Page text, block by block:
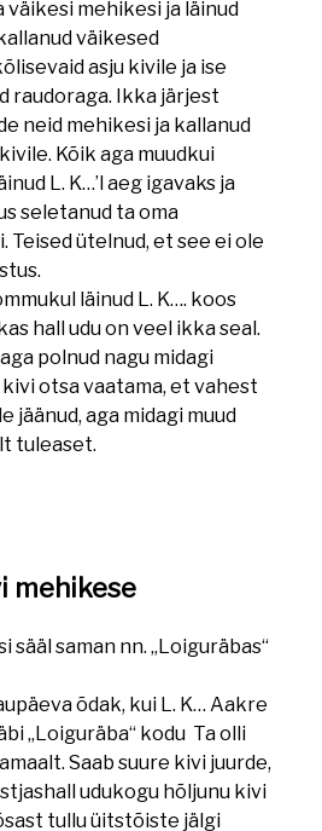
väikesi mehikesi ja läinud
väikesed
asju kivile ja ise
raudoraga. Ikka järjest
neid mehikesi ja kallanud
Kõik aga muudkui
L. K…’l aeg igavaks ja
seletanud ta oma
ütelnud, et see ei ole
läinud L. K…. koos
hall udu on veel ikka seal.
polnud nagu midagi
otsa vaatama, et vahest
jäänud, aga midagi muud
tuleaset.
mehikese
sääl saman nn. „Loiguräbas“
õdak, kui L. K… Aakre
„Loiguräba“ kodu Ta olli
Saab suure kivi juurde,
udukogu hõljunu kivi
tullu üitstõiste jälgi